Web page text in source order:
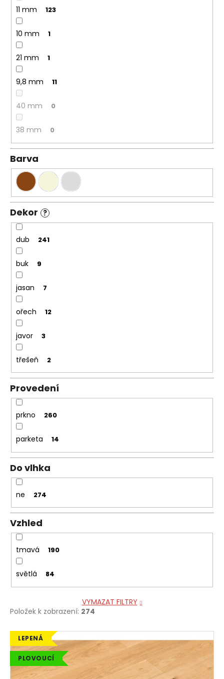
11 mm 123
10 mm 1
21 mm 1
9,8 mm 11
40 mm 0
38 mm 0
Barva
Dekor ?
dub 241
buk 9
jasan 7
ořech 12
javor 3
třešeň 2
Provedení
prkno 260
parketa 14
Do vlhka
ne 274
Vzhled
tmavá 190
světlá 84
VYMAZAT FILTRY
Položek k zobrazení: 274
V
ý
p
LEPENÁ
PLOVOUCÍ